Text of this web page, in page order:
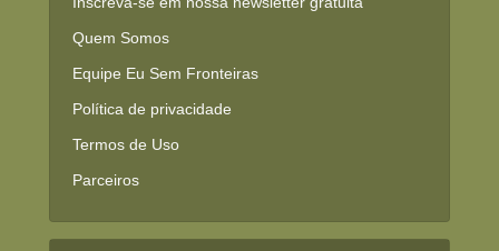
Quem Somos
Equipe Eu Sem Fronteiras
Política de privacidade
Termos de Uso
Parceiros